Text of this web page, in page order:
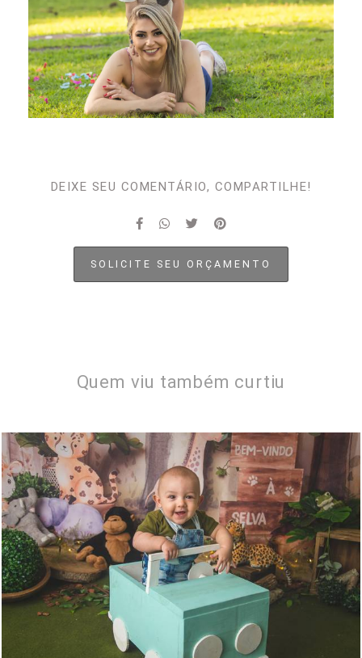
DEIXE SEU COMENTÁRIO, COMPARTILHE!
SOLICITE SEU ORÇAMENTO
Quem viu também curtiu
1054 0